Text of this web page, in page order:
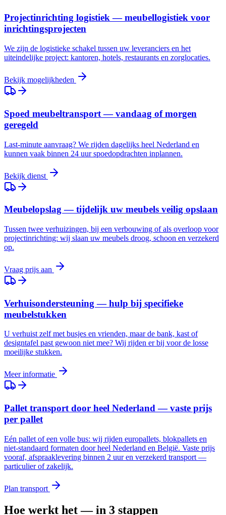
Projectinrichting logistiek — meubellogistiek voor
inrichtingsprojecten
We zijn de logistieke schakel tussen uw leveranciers en het
uiteindelijke project: kantoren, hotels, restaurants en zorglocaties.
Bekijk mogelijkheden
Spoed meubeltransport — vandaag of morgen
geregeld
Last-minute aanvraag? We rijden dagelijks heel Nederland en
kunnen vaak binnen 24 uur spoedopdrachten inplannen.
Bekijk dienst
Meubelopslag — tijdelijk uw meubels veilig opslaan
Tussen twee verhuizingen, bij een verbouwing of als overloop voor
projectinrichting: wij slaan uw meubels droog, schoon en verzekerd
op.
Vraag prijs aan
Verhuisondersteuning — hulp bij specifieke
meubelstukken
U verhuist zelf met busjes en vrienden, maar de bank, kast of
designtafel past gewoon niet mee? Wij rijden er bij voor de losse
moeilijke stukken.
Meer informatie
Pallet transport door heel Nederland — vaste prijs
per pallet
Eén pallet of een volle bus: wij rijden europallets, blokpallets en
niet-standaard formaten door heel Nederland en België. Vaste prijs
vooraf, afspraaklevering binnen 2 uur en verzekerd transport —
particulier of zakelijk.
Plan transport
Hoe werkt het — in 3 stappen